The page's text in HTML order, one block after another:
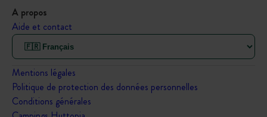
A propos
Aide et contact
Mentions légales
Politique de protection des données personnelles
Conditions générales